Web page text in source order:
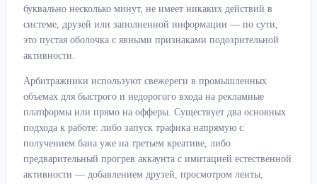
буквально несколько минут, не имеет никаких действий в
системе, друзей или заполненной информации — по сути,
это пустая оболочка с явными признаками подозрительной
активности.
Арбитражники используют свежереги в промышленных
объемах для быстрого и недорогого входа на рекламные
платформы или прямо на офферы. Существует два основных
подхода к работе: либо запуск трафика напрямую с
получением бана уже на третьем креативе, либо
предварительный прогрев аккаунта с имитацией естественной
активности — добавлением друзей, просмотром ленты,